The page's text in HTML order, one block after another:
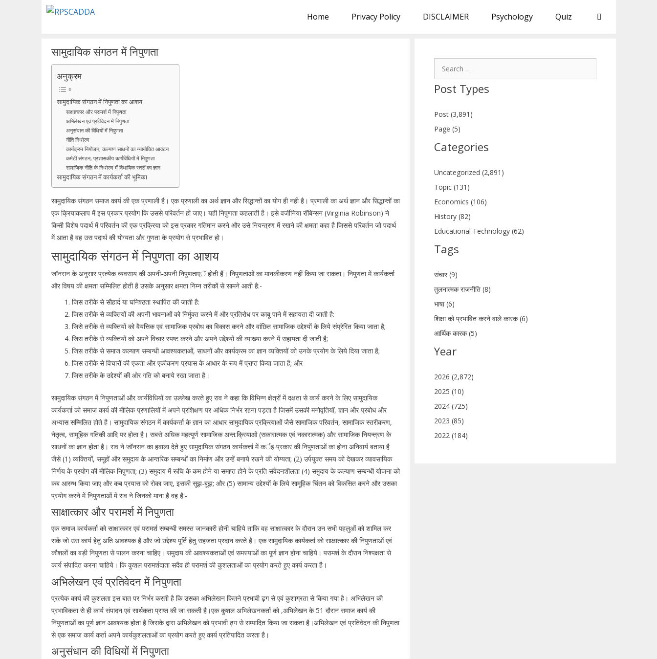
Home Privacy Policy DISCLAIMER Psychology Quiz
सामुदायिक संगठन में निपुणता
अनुक्रम
सामुदायिक संगठन में निपुणता का आशय
साक्षात्कार और परामर्श में निपुणता
अभिलेखन एवं प्रतिवेदन में निपुणता
अनुसंधान की विधियों में निपुणता
नीति निर्धारण
कार्यक्रम नियोजन, कल्याण साधनों का न्यायोचित आवंटन
कमेटी संगठन, प्रशासकीय कार्यविधियों में निपुणता
सामाजिक नीति के निर्धारण में विधायिक स्तरों का ज्ञान
सामुदायिक संगठन में कार्यकर्ता की भूमिका
सामुदायिक संगठन समाज कार्य की एक प्रणाली है। एक प्रणाली का अर्थ ज्ञान और सिद्धान्तों का योग ही नही है। प्रणाली का अर्थ ज्ञान और सिद्धान्तों का
एक क्रियाकलाप में इस प्रकार प्रयोग कि उससे परिवर्तन हो जाए। यही निपुणता कहलाती है। इसे वर्जीनिया रॉबिन्सन (Virginia Robinson) ने
किसी विशेष पदार्थ में परिवर्तन की एक प्रक्रिया को इस प्रकार गतिमान करने और उसे नियन्त्रण में रखने की क्षमता कहा है जिससे परिवर्तन जो पदार्थ
में आता है वह उस पदार्थ की योग्यता और गुणता के प्रयोग से प्रभावित हो।
सामुदायिक संगठन में निपुणता का आशय
जॉनसन के अनुसार प्रत्येक व्यवसाय की अपनी-अपनी निपुणताएॅ होती हैं। निपुणताओं का मानकीकरण नहीं किया जा सकता। निपुणता में कार्यकर्त्ता
और विषय की क्षमता सम्मिलित होती है उसके अनुसार क्षमता निम्न तरीकों से सामने आती है:-
जिस तरीके से सौहार्द या घनिश्ठता स्थापित की जाती है:
जिस तरीके से व्यक्तियों की अपनी भावनाओं को निर्मुक्त करने में और प्रतिरोध पर काबू पाने में सहायता दी जाती है:
जिसे तरीके से व्यक्तियों को वैयत्तिक एवं सामाजिक प्रबोध का विकास करने और वांछित सामाजिक उद्देश्यों के लिये संप्रेरित किया जाता है;
जिस तरीके से व्यक्तियों को अपने विचार स्पष्ट करने और अपने उद्देश्यों की व्याख्या करने में सहायता दी जाती है;
जिस तरीके से समाज कल्याण सम्बन्धी आवश्यकताओं, साधनों और कार्यक्रम का ज्ञान व्यक्तियों को उनके प्रयोग के लिये दिया जाता है;
जिस तरीके से विचारों की एकता और एकीकरण प्रयास के आधार के रूप में प्राप्त किया जाता है; और
जिस तरीके के उद्देश्यों की ओर गति को बनाये रखा जाता है।
सामुदायिक संगठन में निपुणताओं और कार्यविधियों का उल्लेख करते हुए राव ने कहा कि विभिन्न क्षेत्रों में दक्षता से कार्य करने के लिए सामुदायिक
कार्यकर्त्ता को समाज कार्य की मौलिक प्रणालियों में अपने प्रशिक्षण पर अधिक निर्भर रहना पड़ता है जिसमें उसकी मनोवृतियॉ, ज्ञान और प्रबोध और
अभ्यास सम्मिलित होते है। सामुदायिक संगठन में कार्यकर्त्ता के ज्ञान का आधार सामुदायिक प्रक्रियाओं जैसे सामाजिक परिवर्तन, सामाजिक स्तरीकरण,
नेतृत्व, सामूहिक गतिकी आदि पर होता है। सबसे अधिक महत्पूर्ण सामाजिक अन्त:क्रियाओं (सकारात्मक एवं नकारात्मक) और सामाजिक नियन्त्रण के
साधनों का ज्ञान होता है। राव ने जॉनसन का हवाला देते हुए सामुदायिक संगठन कार्यकर्त्ता में कर्इ प्रकार की निपुणताओं का होना अनिवार्य बताया है
जैसे (1) व्यक्तियों, समूहों और समुदाय के आन्तरिक सम्बन्धों का निर्माण और उन्हें बनाये रखने की योग्यता; (2) उर्पयुक्त समय को देखकर व्यावसायिक
निर्णय के प्रयोग की मौलिक निपुणता; (3) समुदाय में रूचि के कम होने या समाप्त होने के प्रति संवेदनशीलता (4) समुदाय के कल्याण सम्बन्धी योजना को
कब आरम्भ किया जाए और कब प्रयास को रोका जाए, इसकी सूझ-बूझ; और (5) सामान्य उद्देश्यों के लिये सामूहिक चिंतन को विकसित करने और उसका
प्रयोग करने में निपुणताओं में राव ने जिनको माना है वह है:-
साक्षात्कार और परामर्श में निपुणता
एक समाज कार्यकर्ता को साक्षात्कार एवं परामर्श सम्बन्घी समस्त जानकारी होनी चाहिये ताकि वह साक्षात्कार के दौरान उन सभी पहलुओं को शामिल कर
सकें जो उस कार्य हेतु अति आवश्यक है और जो उद्देश्य पूर्ति हेतु सहजता प्रदान करते हैं। एक सामुदायिक कार्यकर्ता को साक्षात्कार की निपुणताओं एवं
कौशलों का बड़ी निपुणता से पालन करना चाहिए। समुदाय की आवश्यकताओं एवं समस्याओं का पूर्ण ज्ञान होना चाहिये। परामर्श के दौरान निश्पक्षता से
कार्य संपादित करना चाहिये। कि कुशल परामर्शदाता सदैव ही परामर्श की कुशलताओं का प्रयोग करते हुए कार्य करता है।
अभिलेखन एवं प्रतिवेदन में निपुणता
प्रत्येक कार्य की कुशलता इस बात पर निर्भर करती है कि उसका अभिलेखन कितने प्रभावी ढ़ग से एवं कुशाग्रता से किया गया है। अभिलेखन की
प्रभाविकता से ही कार्य संपादन एवं सार्थकता प्राप्त की जा सकती है।एक कुशल अभिलेखनकर्ता को ,अभिलेखन के 51 दौरान समाज कार्य की
निपुणताओं का पूर्ण ज्ञान आवश्यक होता है जिसके द्वारा अभिलेखन को प्रभावी ढ़ग से सम्पादित किया जा सकता है।अभिलेखन एवं प्रतिवेदन की निपुणता
से एक समाज कार्य कर्ता अपने कार्यकुशलताओं का प्रयोग करते हुए कार्य प्रतिपादित करता है।
अनुसंधान की विधियों में निपुणता
Post Types
Post (3,891)
Page (5)
Categories
Uncategorized (2,891)
Topic (131)
Economics (106)
History (82)
Educational Technology (62)
Tags
संचार (9)
तुलनात्मक राजनीति (8)
भाषा (6)
शिक्षा को प्रभावित करने वाले कारक (6)
आर्थिक कारक (5)
Year
2026 (2,872)
2025 (10)
2024 (725)
2023 (85)
2022 (184)